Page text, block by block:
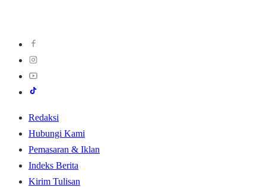
Redaksi
Hubungi Kami
Pemasaran & Iklan
Indeks Berita
Kirim Tulisan